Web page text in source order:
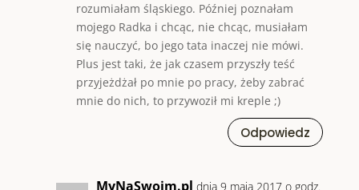
rozumiałam śląskiego. Później poznałam
mojego Radka i chcąc, nie chcąc, musiałam
się nauczyć, bo jego tata inaczej nie mówi.
Plus jest taki, że jak czasem przyszły teść
przyjeżdżał po mnie po pracy, żeby zabrać
mnie do nich, to przywoził mi kreple ;)
Odpowiedz
MyNaSwoim.pl dnia 9 maja 2017 o godz.